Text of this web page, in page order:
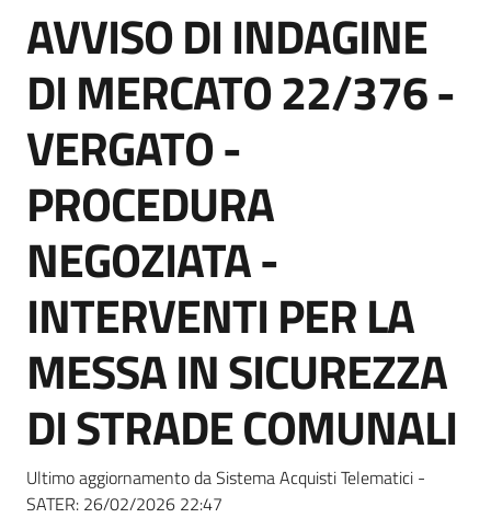
e
strumenti
acquisto
Supporto
Piattaforme
telematiche
site
Salta al contenuto
AVVISO DI INDAGINE
DI MERCATO 22/376 -
VERGATO -
PROCEDURA
NEGOZIATA -
INTERVENTI PER LA
MESSA IN SICUREZZA
DI STRADE COMUNALI
Ultimo aggiornamento da Sistema Acquisti Telematici -
SATER: 26/02/2026 22:47